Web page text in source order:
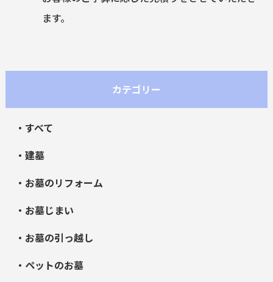
ます。
カテゴリー
・すべて
・建墓
・お墓のリフォーム
・お墓じまい
・お墓の引っ越し
・ペットのお墓